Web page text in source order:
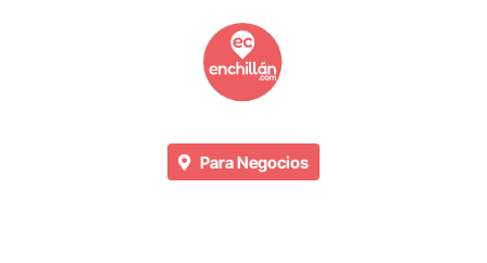
Para Negocios